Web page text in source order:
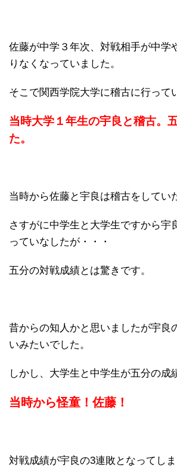
佐藤が中学３年次、対戦相手が中学
りなくなっていました。
そこで関西学院大学に稽古に行って
当時大学１年生の宇良と稽古。
た。
当時から佐藤と宇良は稽古をしてい
さすがに中学生と大学生ですから宇
っていなしたが・・・
五分の対戦成績とは驚きです。
昔からの知人かと思いましたが宇良
いみたいでした。
しかし、大学生と中学生が五分の成
当時から怪童！佐藤！
対戦成績が宇良の3連敗となってしま